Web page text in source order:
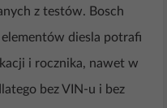
z testów. Bosch
elementów diesla potrafi
i rocznika, nawet w
bez VIN-u i bez